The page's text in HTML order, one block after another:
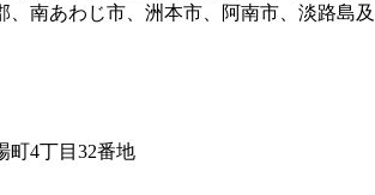
、南あわじ市、洲本市、阿南市、淡路島及
町4丁目32番地